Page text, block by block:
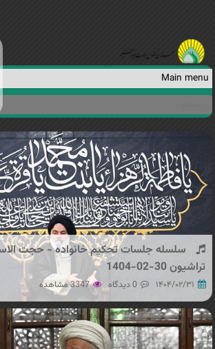
فرم
سلسله جلسات تحکیم خانواده - حجت
تراشیون 30-02-1404
۱۴۰۴/۰۲/۳۱ 0 دیدگاه 3347 مشاهده